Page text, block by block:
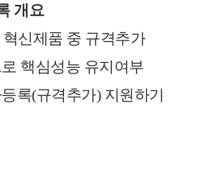
개요
핵심성능 유지여부
록(규격추가) 지원하기